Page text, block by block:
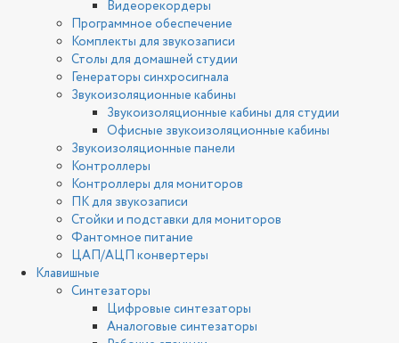
Видеорекордеры
Программное обеспечение
Комплекты для звукозаписи
Столы для домашней студии
Генераторы синхросигнала
Звукоизоляционные кабины
Звукоизоляционные кабины для студии
Офисные звукоизоляционные кабины
Звукоизоляционные панели
Контроллеры
Контроллеры для мониторов
ПК для звукозаписи
Стойки и подставки для мониторов
Фантомное питание
ЦАП/АЦП конвертеры
Клавишные
Синтезаторы
Цифровые синтезаторы
Аналоговые синтезаторы